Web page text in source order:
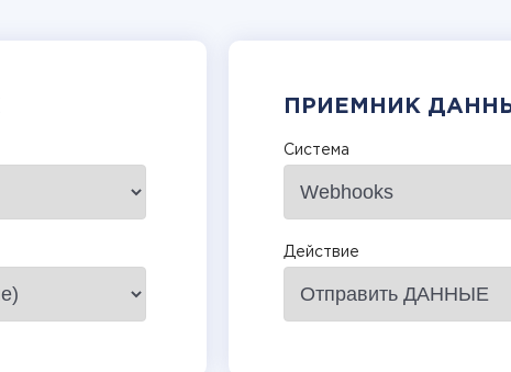
ПРИЕМНИК
Система
Действие